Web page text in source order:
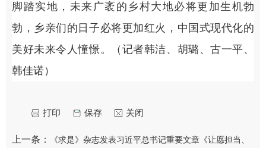
脚踏实地，未来广袤的乡村大地必将更加生机勃
勃，乡亲们的日子必将更加红火，中国式现代化的
美好未来令人憧憬。（记者韩洁、胡璐、古一平、
韩佳诺）
关闭
保存
打印
上一条： 《求是》杂志发表习近平总书记重要文章《让愿担当、